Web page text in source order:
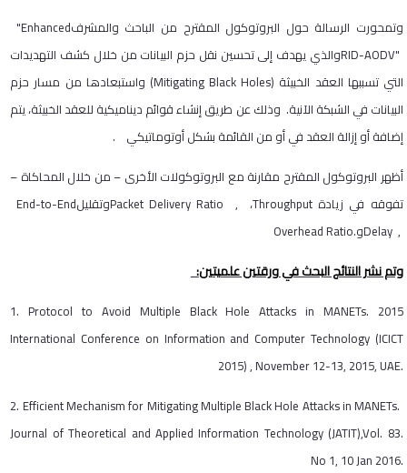
وتمحورت الرسالة حول البروتوكول المقترح من الباحث والمشرف"Enhanced
RID-AODV"والذي يهدف إلى تحسين نقل حزم البيانات من خلال كشف التهديدات
التي تسببها العقد الخبيثة (Mitigating Black Holes) واستبعادها من مسار حزم
البيانات في الشبكة الآنية. وذلك عن طريق إنشاء قوائم ديناميكية للعقد الخبيثة، يتم
إضافة أو إزالة العقد في أو من القائمة بشكل أوتوماتيكي .
أظهر البروتوكول المقترح مقارنة مع البروتوكولات الأخرى – من خلال المحاكاة –
تفوقه في زيادة Throughput، Packet Delivery Ratio ,وتقليلEnd-to-End
Delay ,وOverhead Ratio.
وتم نشر النتائج البحث في ورقتين علميتين:
1. Protocol to Avoid Multiple Black Hole Attacks in MANETs. 2015
International Conference on Information and Computer Technology (ICICT
2015) , November 12-13, 2015, UAE.
2. Efficient Mechanism for Mitigating Multiple Black Hole Attacks in MANETs.
Journal of Theoretical and Applied Information Technology (JATIT),Vol. 83.
No 1, 10 Jan 2016.